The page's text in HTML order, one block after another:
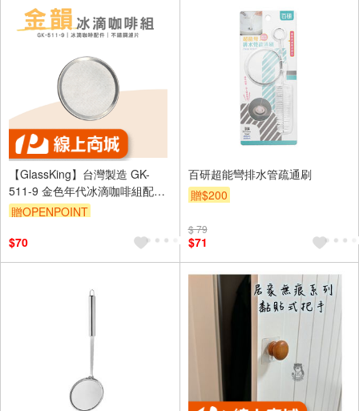
【GlassKing】台灣製造 GK-
511-9 金色年代冰滴咖啡組配件
不鏽鋼濾片
贈OPENPOINT
$70
百研超能彎排水管疏通刷
贈$200
$ 79
$71